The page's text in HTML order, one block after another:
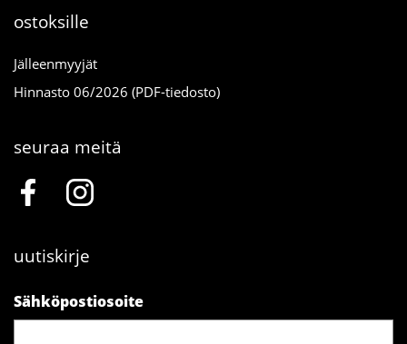
ostoksille
Jälleenmyyjät
Hinnasto 06/2026 (PDF-tiedosto)
seuraa meitä
uutiskirje
Sähköpostiosoite